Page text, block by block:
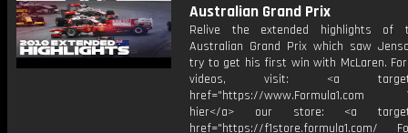
Australian Grand Prix
Relive the extended highlights of
Australian Grand Prix which saw
try to get his first win with McLaren. For
videos, visit: <a
href="https://www.Formula1.com
hier</a> our store: <a
href="https://f1store.formula1.com/